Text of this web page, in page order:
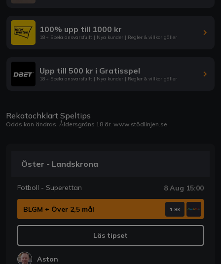
100% upp till 1000 kr
18+ Spela ansvarsfullt | Nya kunder | Regler & villkor gäller
Upp till 500 kr i Gratisspel
18+ Spela ansvarsfullt | Nya kunder | Regler & villkor gäller
Rekatochklart Speltips
Odds kan ändras. Åldersgräns 18 år. www.stödlinjen.se
Öster - Landskrona
Fotboll - Superettan 8 Aug 15:00
BLGM + Över 2,5 mål 1.83
Läs tipset
Aston